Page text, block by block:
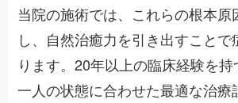
当院の施術では、これらの根本原
し、自然治癒力を引き出すことで
ります。20年以上の臨床経験を持
一人の状態に合わせた最適な治療